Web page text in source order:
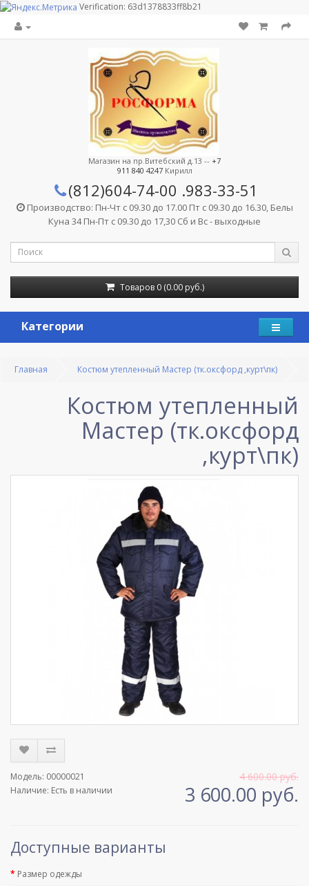
Verification: 63d1378833ff8b21
Магазин на пр.Витебский д.13 -- +7
911 840 4247Кирилл
(812)604-74-00 .983-33-51
Производство: Пн-Чт с 09.30 до 17.00 Пт с 09.30 до 16.30, Белы
Куна 34 Пн-Пт с 09.30 до 17,30 Сб и Вс - выходные
Товаров 0 (0.00 руб.)
Категории
Главная Костюм утепленный Мастер (тк.оксфорд ,курт\пк)
Костюм утепленный
Мастер (тк.оксфорд
,курт\пк)
Модель: 00000021
Наличие: Есть в наличии
4 600.00 руб.
3 600.00 руб.
Доступные варианты
Размер одежды